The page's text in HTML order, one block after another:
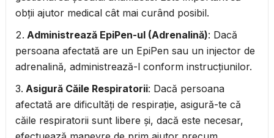
obții ajutor medical cât mai curând posibil.
Administrează EpiPen-ul (Adrenalină): Dacă
persoana afectată are un EpiPen sau un injector de
adrenalină, administrează-l conform instrucțiunilor.
Asigură Căile Respiratorii: Dacă persoana
afectată are dificultăți de respirație, asigură-te că
căile respiratorii sunt libere și, dacă este necesar,